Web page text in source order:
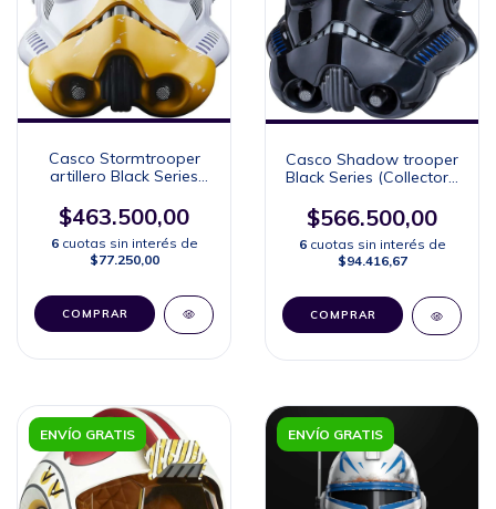
Casco Stormtrooper
artillero Black Series
$463.500,00
6 cuotas sin interés de
$77.250,00
Casco Shadow trooper
Black Series (Collector's
$566.500,00
6 cuotas sin interés de
$94.416,67
ENVÍO GRATIS ENVÍO GRATIS